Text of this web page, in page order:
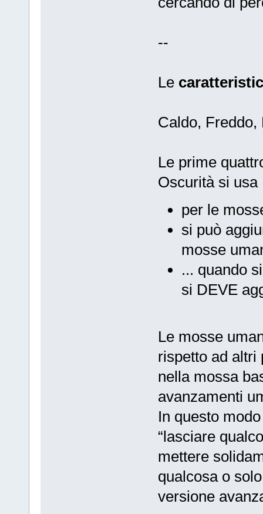
--
Le
Caldo, Freddo,
Le prime
Oscurità si usa
per le
si può
mosse
... quando
si DEVE
Le mosse
rispetto ad altri
nella mossa
avanzamenti
In questo
“lasciare
mettere
qualcosa o
versione